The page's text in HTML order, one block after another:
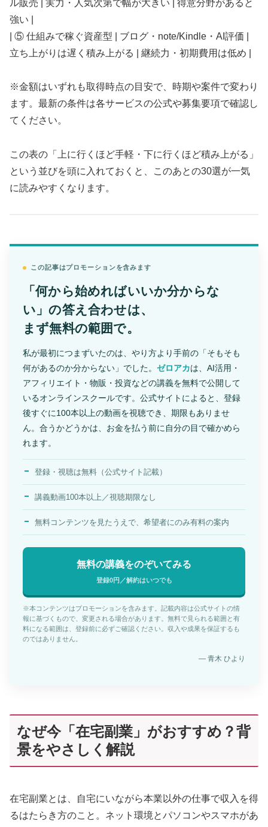
ル販売 | 実力・人気次第で幅が大きい | 得意分野があると
強い |
| ⑤ 仕組みで稼ぐ資産型 | ブログ・note/Kindle・AI評価 |
立ち上がりは遅く積み上がる | 継続力・初期費用は低め |
※金額はいずれも取得時点の目安で、時期や案件で変わり
ます。最新の条件は各サービスの公式や募集要項で確認し
てください。
この表の「上に行くほど手軽・下に行くほど積み上がる」
という並びを頭に入れておくと、このあとの30選が一気
に読みやすくなります。
この記事はプロモーションを含みます
「何から始めればいいか分からな
い」の答え合わせは、
まず無料の範囲で。
私が最初につまずいたのは、やり方より手前の「そもそも
何があるのか分からない」でした。 ゼロアカは、AI活用・
アフィリエイト・物販・投資などの講義を無料で公開して
いるオンラインスクールです。公式サイトによると、登録
後すぐに100本以上の動画を視聴でき、期限もありませ
ん。合うかどうかは、お金を払う前に自分の目で確かめら
れます。
登録・視聴は無料（公式サイト記載）
講義動画100本以上／視聴期限なし
無料コンテンツを見たうえで、希望者にのみ有料の案内
無料の講義をのぞいてみる
登録0円／解約はいつでも
※本コンテンツはプロモーションを含みます。記載内容は公式サイトの情
報に基づくもので、変更される場合があります。無料で見られる範囲と有
料になる範囲は、登録前に必ずご確認ください。収入や成果を保証するも
のではありません。
— 青木 ひより
なぜ今「在宅副業」がおすすめ？背
景をやさしく解説
在宅副業とは、自宅にいながら本業以外の仕事で収入を得
るはたらき方のこと。ネット環境とパソコンやスマホがあ